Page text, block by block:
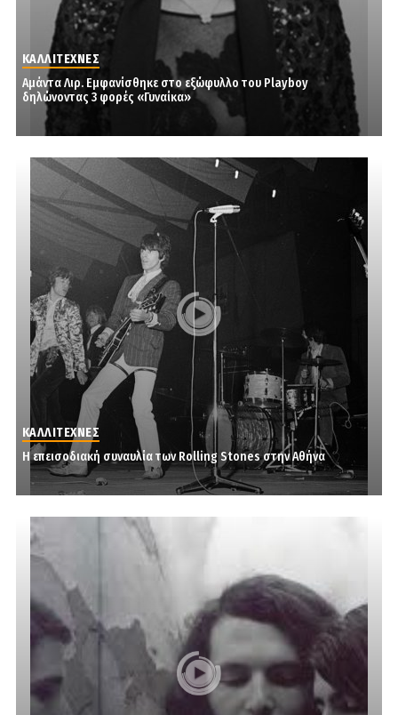
ΚΑΛΛΙΤΕΧΝΕΣ
Αμάντα Λιρ. Εμφανίσθηκε στο εξώφυλλο του Playboy
δηλώνοντας 3 φορές «Γυναίκα»
ΚΑΛΛΙΤΕΧΝΕΣ
Η επεισοδιακή συναυλία των Rolling Stones στην Αθήνα